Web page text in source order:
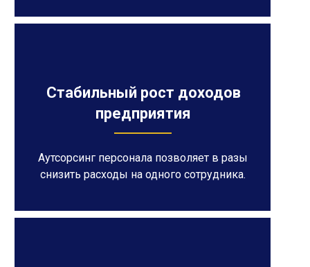
Стабильный рост доходов
предприятия
Аутсорсинг персонала позволяет в разы
снизить расходы на одного сотрудника.